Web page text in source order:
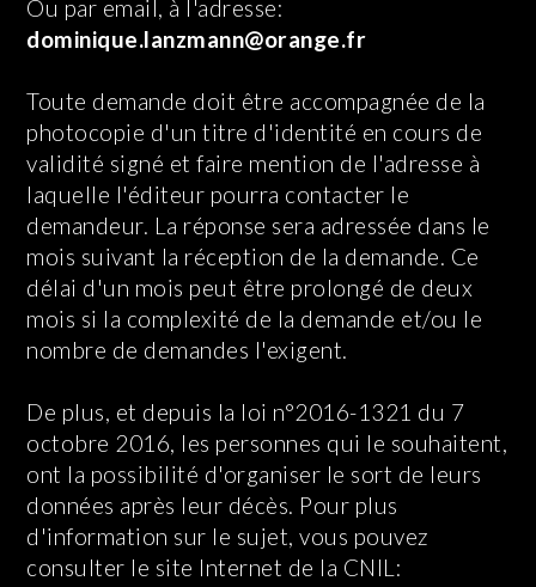
Ou par email, à l'adresse:
dominique.lanzmann@orange.fr
Toute demande doit être accompagnée de la
photocopie d'un titre d'identité en cours de
validité signé et faire mention de l'adresse à
laquelle l'éditeur pourra contacter le
demandeur. La réponse sera adressée dans le
mois suivant la réception de la demande. Ce
délai d'un mois peut être prolongé de deux
mois si la complexité de la demande et/ou le
nombre de demandes l'exigent.
De plus, et depuis la loi n°2016-1321 du 7
octobre 2016, les personnes qui le souhaitent,
ont la possibilité d'organiser le sort de leurs
données après leur décès. Pour plus
d'information sur le sujet, vous pouvez
consulter le site Internet de la CNIL: